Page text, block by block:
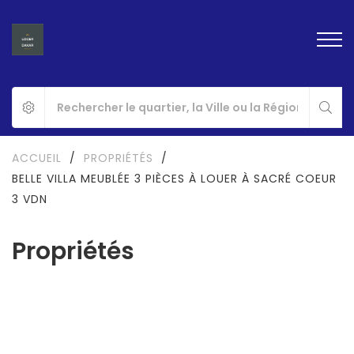
Propriétés
ACCUEIL / PROPRIÉTÉS
/
BELLE VILLA MEUBLÉE 3 PIÈCES À LOUER À SACRÉ COEUR
3 VDN